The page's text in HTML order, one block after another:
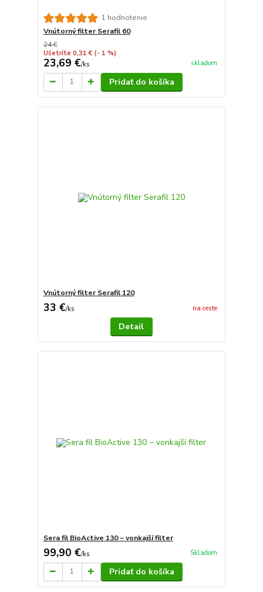
1 hodnotenie
Vnútorný filter Serafil 60
24 €
Ušetríte 0,31 € (- 1 %)
23,69 €/ks skladom
Pridať do košíka
Vnútorný filter Serafil 120
33 €/ks na ceste
Detail
Sera fil BioActive 130 − vonkajší filter
99,90 €/ks Skladom
Pridať do košíka